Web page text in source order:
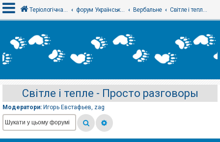
х
і
е
є
с
т
р
а
Теріологічна школа форум Українського теріологічного товариства Вербальне Світле і тепле - Просто разговоры
Світле і тепле - Просто разговоры
Модератори: Игорь Евстафьев, zag